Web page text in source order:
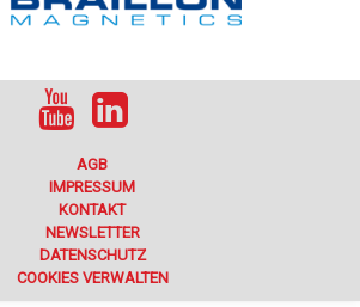
AGB
IMPRESSUM
KONTAKT
NEWSLETTER
DATENSCHUTZ
COOKIES VERWALTEN